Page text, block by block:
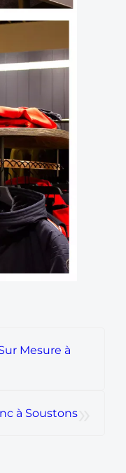
Mesure à
»
à Soustons